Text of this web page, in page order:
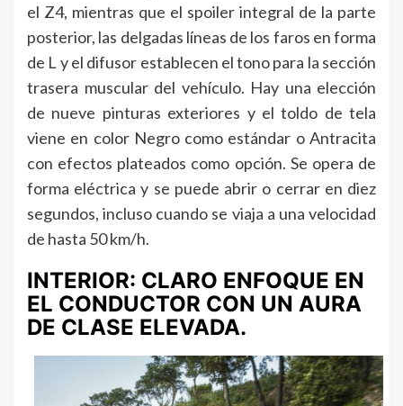
el Z4, mientras que el spoiler integral de la parte
posterior, las delgadas líneas de los faros en forma
de L y el difusor establecen el tono para la sección
trasera muscular del vehículo. Hay una elección
de nueve pinturas exteriores y el toldo de tela
viene en color Negro como estándar o Antracita
con efectos plateados como opción. Se opera de
forma eléctrica y se puede abrir o cerrar en diez
segundos, incluso cuando se viaja a una velocidad
de hasta 50 km/h.
INTERIOR: CLARO ENFOQUE EN
EL CONDUCTOR CON UN AURA
DE CLASE ELEVADA.